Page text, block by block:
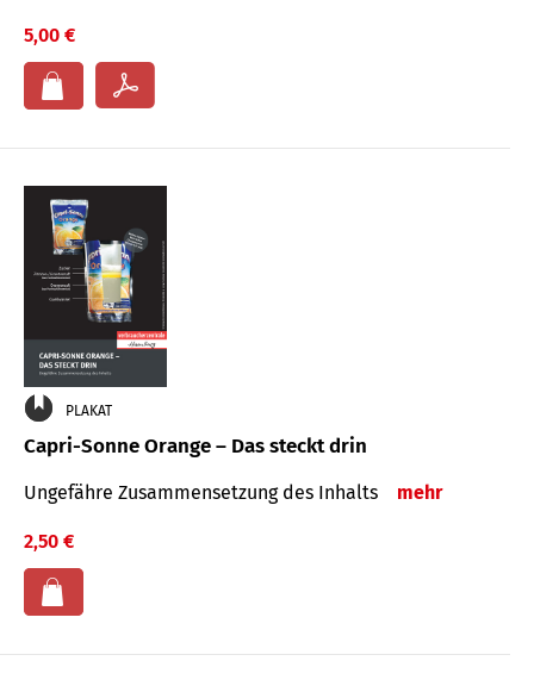
5,00 €
PLAKAT
Capri-Sonne Orange – Das steckt drin
Ungefähre Zu­sammen­setzung des Inhalts mehr
2,50 €